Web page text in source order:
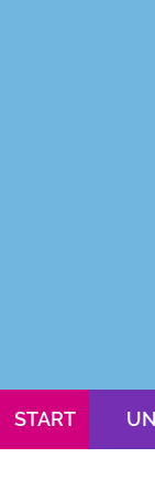
START